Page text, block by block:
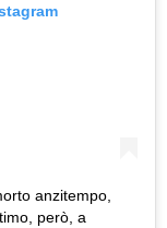
anzitempo,
però, a